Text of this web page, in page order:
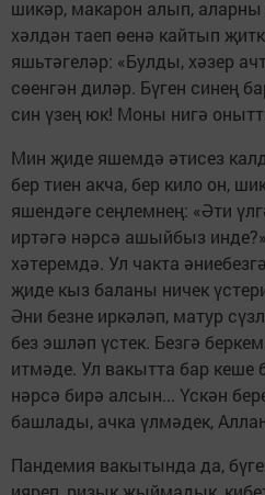
шикәр, макарон алып,
хәлдән таеп өенә кайтып
яшьтәгеләр: «Булды, хәзер
сөенгән диләр. Бүген синең
син үзең юк! Моны нигә
Мин җиде яшемдә әтисез
бер тиен акча, бер кило он,
яшендәге сеңлемнең: «Әти
иртәгә нәрсә ашыйбыз
хәтеремдә. Ул чакта
җиде кыз баланы ничек
Әни безне иркәләп, матур
без эшләп үстек. Безгә
итмәде. Ул вакытта бар кеше
нәрсә бирә алсын... Үскән
башлады, ачка үлмәдек,
Пандемия вакытында да,